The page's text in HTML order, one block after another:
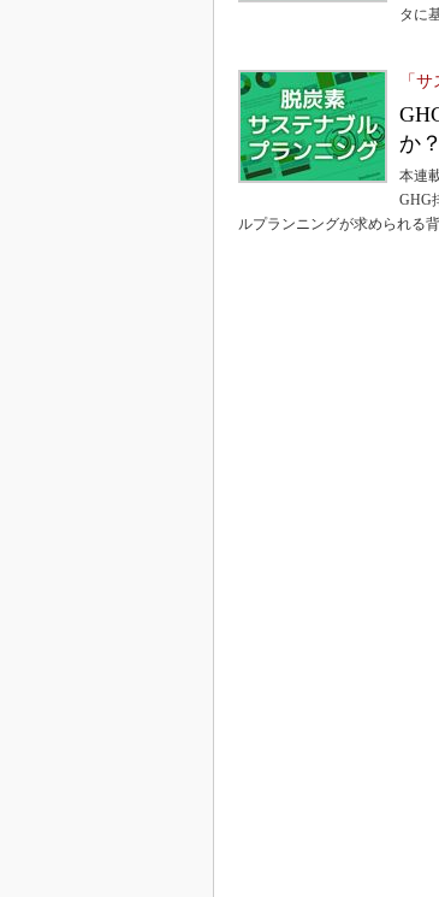
タに
「
か？
本連
GHG
ルプランニングが求められる